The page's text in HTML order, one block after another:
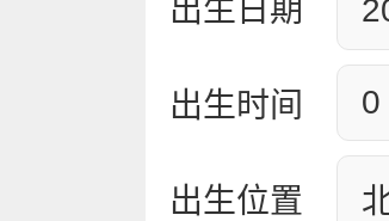
出生日期
出生时间
出生位置